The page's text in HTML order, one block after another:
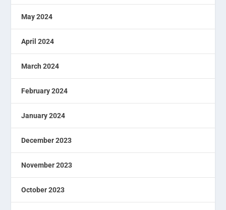
May 2024
April 2024
March 2024
February 2024
January 2024
December 2023
November 2023
October 2023